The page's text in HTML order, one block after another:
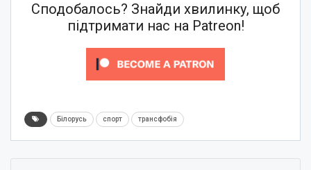
Сподобалось? Знайди хвилинку, щоб
підтримати нас на Patreon!
Білорусь спорт трансфобія